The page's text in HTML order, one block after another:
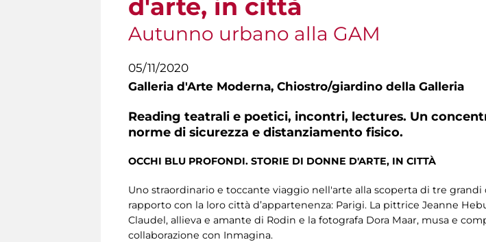
d'arte, in città
Autunno urbano alla GAM
05/11/2020
Galleria d'Arte Moderna, Chiostro/giardino della Galleria
Reading teatrali e poetici, incontri, lectures. Un
norme di sicurezza e distanziamento fisico.
OCCHI BLU PROFONDI. STORIE DI DONNE D'ARTE, IN CITTÀ
Uno straordinario e toccante viaggio nell'arte alla scoperta di tre grandi
rapporto con la loro città d’appartenenza: Parigi. La pittrice Jeanne
Claudel, allieva e amante di Rodin e la fotografa Dora Maar, musa e
collaborazione con Inmagina.